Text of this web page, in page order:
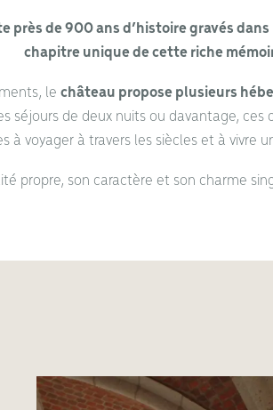
près de 900 ans d’histoire gravés
chapitre unique de cette riche
le château propose plusieurs
séjours de deux nuits ou davantage,
à voyager à travers les siècles et à vivre
propre, son caractère et son charme